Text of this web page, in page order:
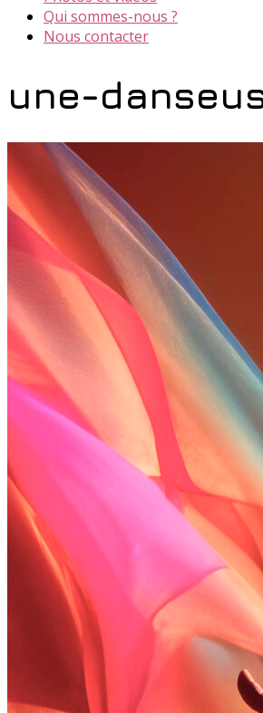
Qui sommes-nous ?
Nous contacter
une-